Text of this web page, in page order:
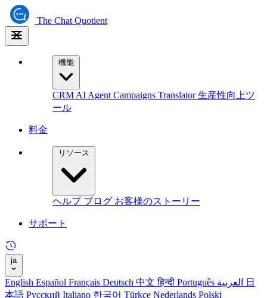
The Chat Quotient
機能
CRM AI Agent Campaigns Translator生産性向上ツ
ール
料金
リソース
ヘルプ ブログ お客様のストーリー
サポート
ja
English Español Français Deutsch 中文हिन्दी Português
日
本語 Русский Italiano 한국어 Türkçe Nederlands Polski